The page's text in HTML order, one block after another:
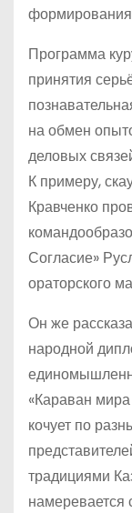
Программа
принятия
на обмен
деловых
К примеру,
Кравченко
Согласие»
ораторского
Он же
народной
«Караван мира
кочует по
традициями
намеревается